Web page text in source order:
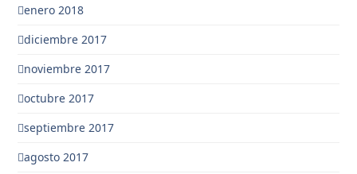
enero 2018
diciembre 2017
noviembre 2017
octubre 2017
septiembre 2017
agosto 2017